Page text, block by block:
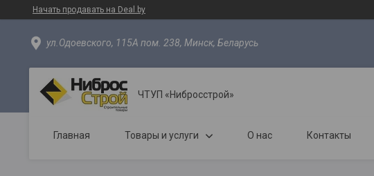
Начать продавать на Deal.by
ул.Одоевского, 115А пом. 238, Минск, Беларусь
ЧТУП «Нибросстрой»
Главная Товары и услуги О нас Контакты